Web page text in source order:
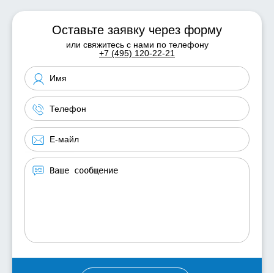
Оставьте заявку через форму
или свяжитесь с нами по телефону
+7 (495) 120-22-21